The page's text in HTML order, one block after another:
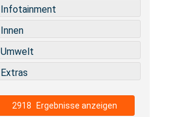
Infotainment
Innen
Umwelt
Extras
2918 Ergebnisse anzeigen